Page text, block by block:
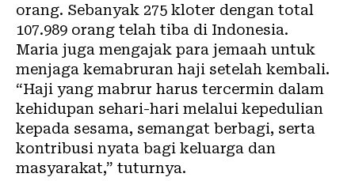
orang. Sebanyak 275 kloter dengan total
107.989 orang telah tiba di Indonesia.
Maria juga mengajak para jemaah untuk
menjaga kemabruran haji setelah kembali.
“Haji yang mabrur harus tercermin dalam
kehidupan sehari-hari melalui kepedulian
kepada sesama, semangat berbagi, serta
kontribusi nyata bagi keluarga dan
masyarakat,” tuturnya.